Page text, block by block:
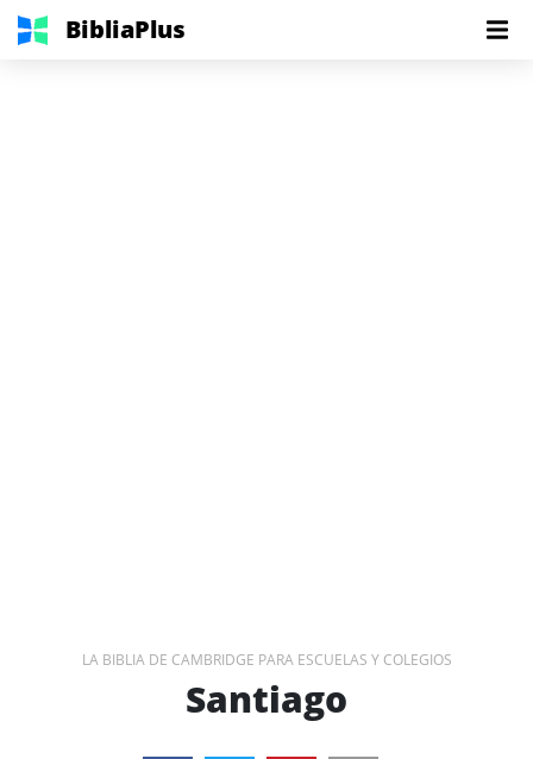
BibliaPlus
LA BIBLIA DE CAMBRIDGE PARA ESCUELAS Y COLEGIOS
Santiago